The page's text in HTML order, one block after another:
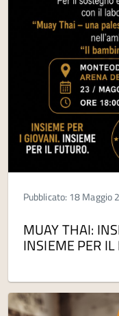
Pubblicato: 18 Maggio
MUAY THAI:
INSIEME PER